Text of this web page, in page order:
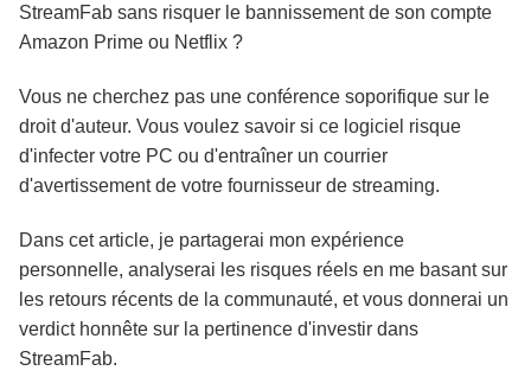
StreamFab sans risquer le bannissement de son compte
Amazon Prime ou Netflix ?
Vous ne cherchez pas une conférence soporifique sur le
droit d'auteur. Vous voulez savoir si ce logiciel risque
d'infecter votre PC ou d'entraîner un courrier
d'avertissement de votre fournisseur de streaming.
Dans cet article, je partagerai mon expérience
personnelle, analyserai les risques réels en me basant sur
les retours récents de la communauté, et vous donnerai un
verdict honnête sur la pertinence d'investir dans
StreamFab.